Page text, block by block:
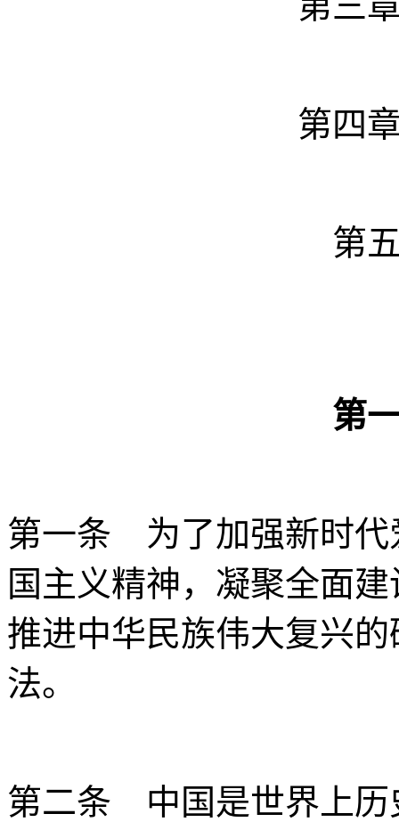
第四
第
第
第一条 为了加强新时代
国主义精神，凝聚全面
推进中华民族伟大复兴
法。
第二条 中国是世界上历